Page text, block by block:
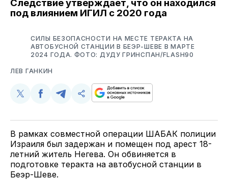
Следствие утверждает, что он находился
под влиянием ИГИЛ с 2020 года
СИЛЫ БЕЗОПАСНОСТИ НА МЕСТЕ ТЕРАКТА НА
АВТОБУСНОЙ СТАНЦИИ В БЕЭР-ШЕВЕ В МАРТЕ
2024 ГОДА. ФОТО: ДУДУ ГРИНСПАН/FLASH90
ЛЕВ ГАНКИН
Поделиться
Twitter
Поделиться
Facebook
Поделиться
Telegram
Скопируйте
поделитесь
ссылкой
В рамках совместной операции ШАБАК полиции
Израиля был задержан и помещен под арест 18-
летний житель Негева. Он обвиняется в
подготовке теракта на автобусной станции в
Беэр-Шеве.